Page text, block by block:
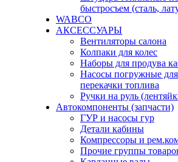
быстросъем (сталь,
WABCO
АКСЕССУАРЫ
Вентиляторы салона
Колпаки для колес
Наборы для продува
Насосы погружные для
перекачки топлива
Ручки на руль
Автокомпоненты (запчасти)
ГУР и насосы гур
Детали кабины
Компрессоры и
Прочие группы